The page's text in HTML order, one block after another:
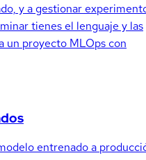
y a gestionar
tienes el lenguaje y las
un proyecto MLOps con
entrenado a